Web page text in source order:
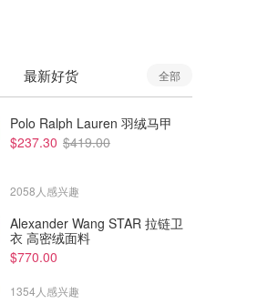
最新好货 全部
Polo Ralph Lauren 羽绒马甲
$237.30 $419.00
2058人感兴趣
Alexander Wang STAR 拉链卫
衣 高密绒面料
$770.00
1354人感兴趣